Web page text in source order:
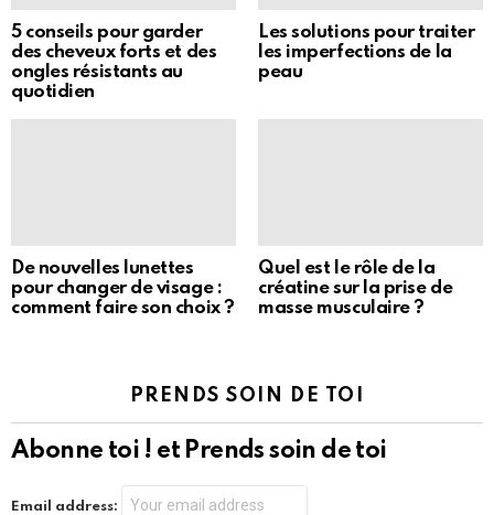
5 conseils pour garder
des cheveux forts et des
ongles résistants au
quotidien
Les solutions pour traiter
les imperfections de la
peau
De nouvelles lunettes
pour changer de visage :
comment faire son choix ?
Quel est le rôle de la
créatine sur la prise de
masse musculaire ?
PRENDS SOIN DE TOI
Abonne toi ! et Prends soin de toi
Email address: